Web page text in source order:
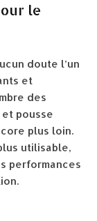
le
doute l’un
et
des
pousse
plus loin.
utilisable,
performances